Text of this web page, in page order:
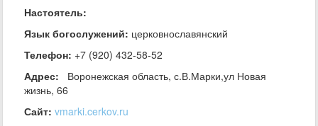
Настоятель:
Язык богослужений: церковнославянский
Телефон: +7 (920) 432-58-52
Адрес:
Воронежская область, с.В.Марки,ул Новая
жизнь, 66
Сайт: vmarki.cerkov.ru